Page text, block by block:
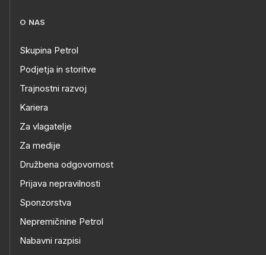
O NAS
Skupina Petrol
Podjetja in storitve
Trajnostni razvoj
Kariera
Za vlagatelje
Za medije
Družbena odgovornost
Prijava nepravilnosti
Sponzorstva
Nepremičnine Petrol
Nabavni razpisi